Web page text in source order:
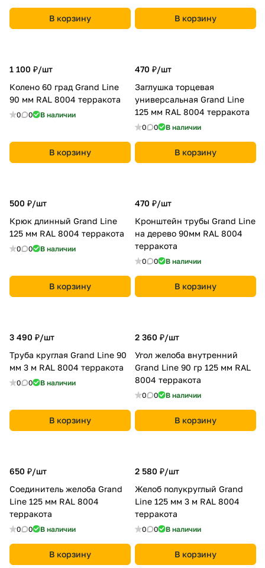
В корзину В корзину
1 100 ₽/шт
Колено 60 град Grand Line
90 мм RAL 8004 терракота
0 0 В наличии
В корзину
470 ₽/шт
Заглушка торцевая
универсальная Grand Line
125 мм RAL 8004 терракота
0 0 В наличии
В корзину
500 ₽/шт
Крюк длинный Grand Line
125 мм RAL 8004 терракота
0 0 В наличии
В корзину
470 ₽/шт
Кронштейн трубы Grand Line
на дерево 90мм RAL 8004
терракота
0 0 В наличии
В корзину
3 490 ₽/шт
Труба круглая Grand Line 90
мм 3 м RAL 8004 терракота
0 0 В наличии
В корзину
2 360 ₽/шт
Угол желоба внутренний
Grand Line 90 гр 125 мм RAL
8004 терракота
0 0 В наличии
В корзину
650 ₽/шт
Соединитель желоба Grand
Line 125 мм RAL 8004
терракота
0 0 В наличии
В корзину
2 580 ₽/шт
Желоб полукруглый Grand
Line 125 мм 3 м RAL 8004
терракота
0 0 В наличии
В корзину